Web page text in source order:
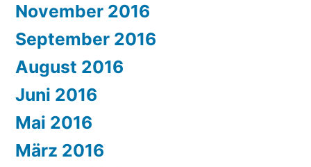
November 2016
September 2016
August 2016
Juni 2016
Mai 2016
März 2016